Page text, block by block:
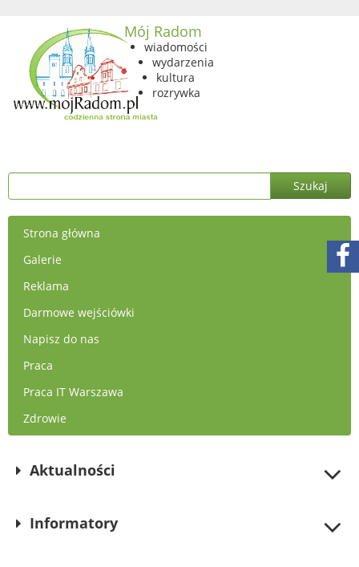
Mój Radom
wiadomości
wydarzenia
kultura
rozrywka
Strona główna
Galerie
Reklama
Darmowe wejściówki
Napisz do nas
Praca
Praca IT Warszawa
Zdrowie
Aktualności
Informatory